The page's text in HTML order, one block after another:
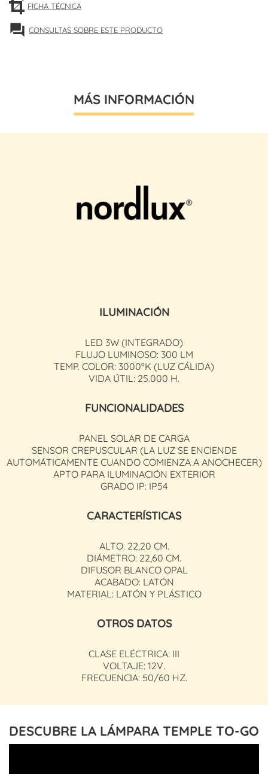
FICHA TÉCNICA
forum CONSULTAS SOBRE ESTE PRODUCTO
MÁS INFORMACIÓN
ILUMINACIÓN
LED 3W (INTEGRADO)
FLUJO LUMINOSO: 300 LM
TEMP. COLOR: 3000ºK (LUZ CÁLIDA)
VIDA ÚTIL: 25.000 H.
FUNCIONALIDADES
PANEL SOLAR DE CARGA
SENSOR CREPUSCULAR (LA LUZ SE ENCIENDE
AUTOMÁTICAMENTE CUANDO COMIENZA A ANOCHECER)
APTO PARA ILUMINACIÓN EXTERIOR
GRADO IP: IP54
CARACTERÍSTICAS
ALTO: 22,20 CM.
DIÁMETRO: 22,60 CM.
DIFUSOR BLANCO OPAL
ACABADO: LATÓN
MATERIAL: LATÓN Y PLÁSTICO
OTROS DATOS
CLASE ELÉCTRICA: III
VOLTAJE: 12V.
FRECUENCIA: 50/60 HZ.
DESCUBRE LA LÁMPARA TEMPLE TO-GO